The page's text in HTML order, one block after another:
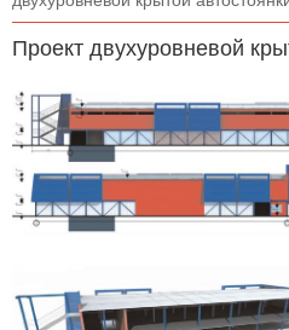
Проект двухуровневой